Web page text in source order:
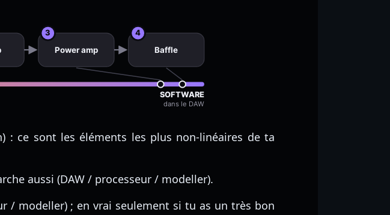
Power amp
3
Baffle
4
SOFTWARE
dans le DAW
ce sont les éléments les plus non-linéaires de ta
aussi (DAW / processeur / modeller).
modeller) ; en vrai seulement si tu as un très bon